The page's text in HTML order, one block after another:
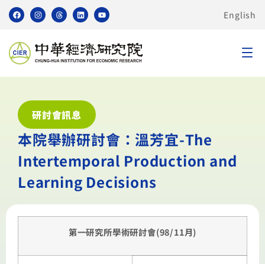
English
研討會訊息
本院舉辦研討會：溫芳宜-The
Intertemporal Production and
Learning Decisions
第一研究所學術研討會(98/11月)